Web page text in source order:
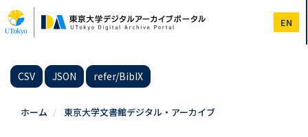
イ
ン
EN
CSV JSON refer/BibIX
ホーム 東京大学文書館デジタル・アーカイブ